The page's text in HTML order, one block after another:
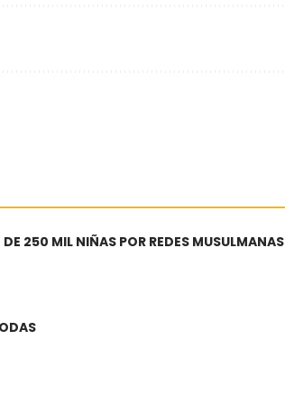
250 MIL NIÑAS POR REDES MUSULMANAS